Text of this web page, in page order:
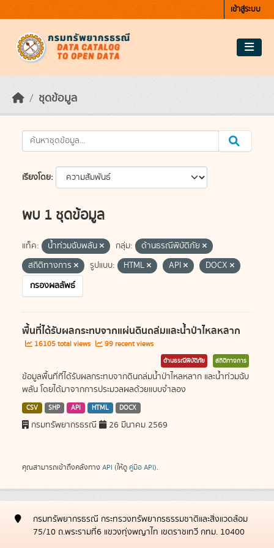
เข้าสู่ระบบ
ชุดข้อมูล
เรียงโดย
พบ 1 ชุดข้อมูล
แท็ค: น้ำท่วมฉับพลัน กลุ่ม:
ด้านธรณีพิบัติภัย
สถิติทางการ
รูปแบบ: HTML API
DOCX
กรองผลลัพธ์
พื้นที่ได้รับผลกระทบจากแผ่นดินถล่มและน้ำป่าไหลหลาก
16105 total views 99 recent views
ด้านธรณีพิบัติภัย สถิติทางการ
ข้อมูลพื้นที่ที่ได้รับผลกระทบจากดินถล่มน้ำป่าไหลหลาก และน้ำท่วมฉับ
พลัน โดยได้มาจากการประมวลผลด้วยแบบจำลอง
CSV SHP API HTML DOCX
กรมทรัพยากรธรณี 26 มีนาคม 2569
คุณสามารถเข้าถึงคลังทาง API (ให้ดู คู่มือ API).
กรมทรัพยากรธรณี กระทรวงทรัพยากรธรรมชาติและสิ่งแวดล้อม
75/10 ถ.พระรามที่6 แขวงทุ่งพญาไท เขตราชเทวี กทม. 10400